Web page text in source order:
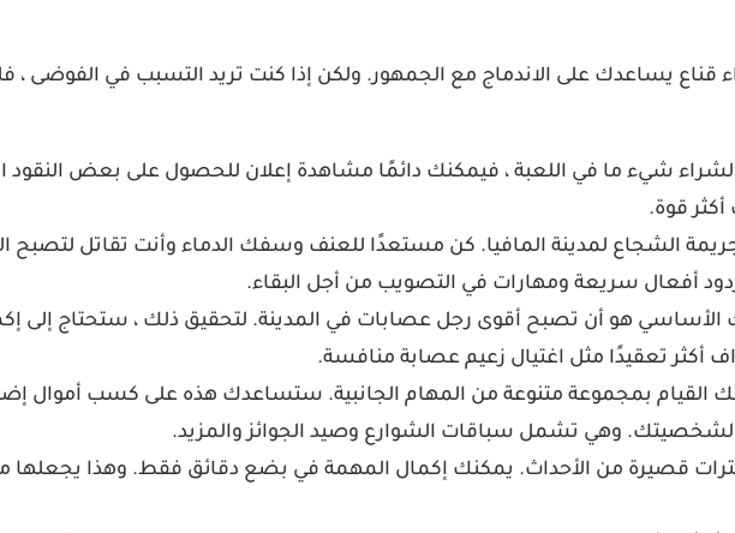
قناع يساعدك على الاندماج مع الجمهور. ولكن إذا كنت تريد التسبب في الفوضى ،
لشراء شيء ما في اللعبة ، فيمكنك دائمًا مشاهدة إعلان للحصول على بعض
قوة.
الشجاع لمدينة المافيا. كن مستعدًا للعنف وسفك الدماء وأنت تقاتل
أفعال سريعة ومهارات في التصويب من أجل البقاء.
الأساسي هو أن تصبح أقوى رجل عصابات في المدينة. لتحقيق ذلك ، ستحتاج إلى
تعقيدًا مثل اغتيال زعيم عصابة منافسة.
القيام بمجموعة متنوعة من المهام الجانبية. ستساعدك هذه على كسب أموال
وهي تشمل سباقات الشوارع وصيد الجوائز والمزيد.
قصيرة من الأحداث. يمكنك إكمال المهمة في بضع دقائق فقط. وهذا يجعلها